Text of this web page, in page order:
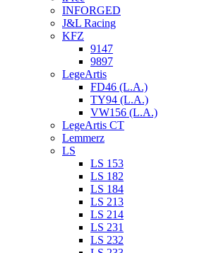
INFORGED
J&L Racing
KFZ
9147
9897
LegeArtis
FD46 (L.A.)
TY94 (L.A.)
VW156 (L.A.)
LegeArtis CT
Lemmerz
LS
LS 153
LS 182
LS 184
LS 213
LS 214
LS 231
LS 232